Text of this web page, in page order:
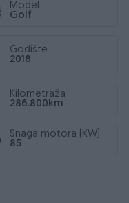
Model
Golf
Godište
2018
Kilometraža
286.800km
Snaga motora (KW)
85